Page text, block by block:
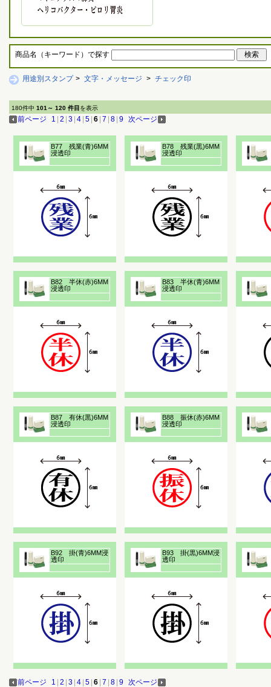
商品名（キーワード）で探す
用途別スタンプ > 文字・メッセージ > チェック印
180件中 101～ 120 件目 を表示
前ページ 1 2 3 4 5 6 7 8 9 次ページ
B77 残業(青)6MM
浸透印
B78 残業(黒)6MM
浸透印
B82 半休(赤)6MM
浸透印
B83 半休(青)6MM
浸透印
B87 有休(黒)6MM
浸透印
B88 振休(赤)6MM
浸透印
B92 掛(青)6MM浸
透印
B93 掛(黒)6MM浸
透印
前ページ 1 2 3 4 5 6 7 8 9 次ページ